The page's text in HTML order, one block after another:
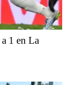
1 en La